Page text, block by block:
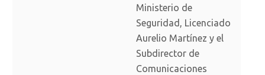
Ministerio de
Seguridad, Licenciado
Aurelio Martínez y el
Subdirector de
Comunicaciones